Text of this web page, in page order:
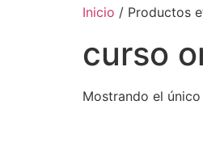
Inicio / Productos
curso
Mostrando el